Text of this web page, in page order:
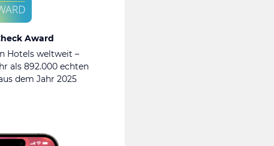
Award
Hotels weltweit –
als 892.000 echten
dem Jahr 2025